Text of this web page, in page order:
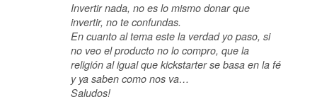
Invertir nada, no es lo mismo donar que
invertir, no te confundas.
En cuanto al tema este la verdad yo paso, si
no veo el producto no lo compro, que la
religión al igual que kickstarter se basa en la fé
y ya saben como nos va…
Saludos!